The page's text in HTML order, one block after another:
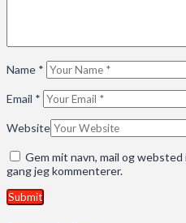
Name *
Email *
Website
Gem mit navn, mail og
gang jeg kommenterer.